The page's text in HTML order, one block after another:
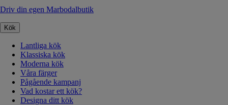
Driv din egen Marbodalbutik
Kök
Lantliga kök
Klassiska kök
Moderna kök
Våra färger
Pågående kampanj
Vad kostar ett kök?
Designa ditt kök